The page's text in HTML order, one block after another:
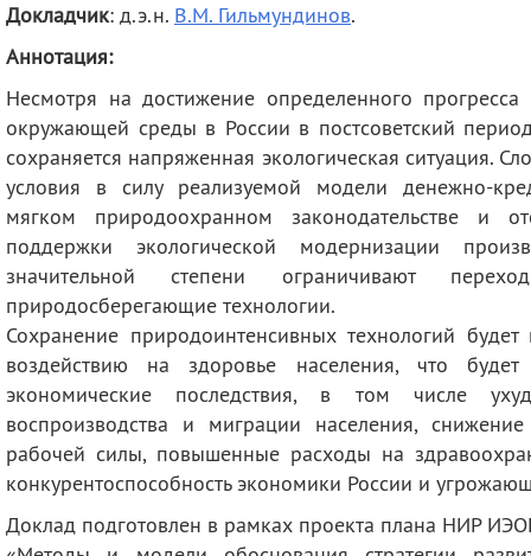
Докладчик: д.э.н. В.М. Гильмундинов.
Аннотация:
Несмотря на достижение определенного
окружающей среды в России в постсоветский
сохраняется напряженная экологическая ситуация.
условия в силу реализуемой модели денежно-
мягком природоохранном законодательстве и
поддержки экологической модернизации
значительной степени ограничивают
природосберегающие технологии.
Сохранение природоинтенсивных технологий
воздействию на здоровье населения, что будет
экономические последствия, в том числе
воспроизводства и миграции населения,
рабочей силы, повышенные расходы на
конкурентоспособность экономики России и
Доклад подготовлен в рамках проекта плана НИР